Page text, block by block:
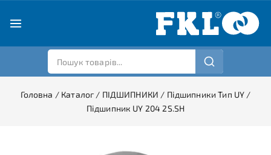
Головна / Каталог / ПІДШИПНИКИ / Підшипники Тип UY /
Підшипник UY 204 2S.SH